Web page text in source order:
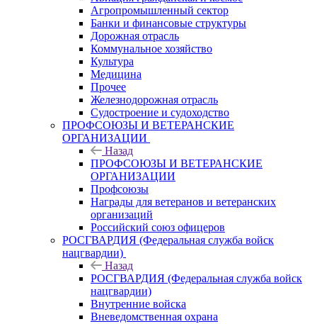
Агропромышленный сектор
Банки и финансовые структуры
Дорожная отрасль
Коммунальное хозяйство
Культура
Медицина
Прочее
Железнодорожная отрасль
Судостроение и судоходство
ПРОФСОЮЗЫ И ВЕТЕРАНСКИЕ
ОРГАНИЗАЦИИ
Назад
ПРОФСОЮЗЫ И ВЕТЕРАНСКИЕ
ОРГАНИЗАЦИИ
Профсоюзы
Награды для ветеранов и ветеранских
организаций
Российский союз офицеров
РОСГВАРДИЯ (Федеральная служба войск
нацгвардии)
Назад
РОСГВАРДИЯ (Федеральная служба войск
нацгвардии)
Внутренние войска
Вневедомственная охрана